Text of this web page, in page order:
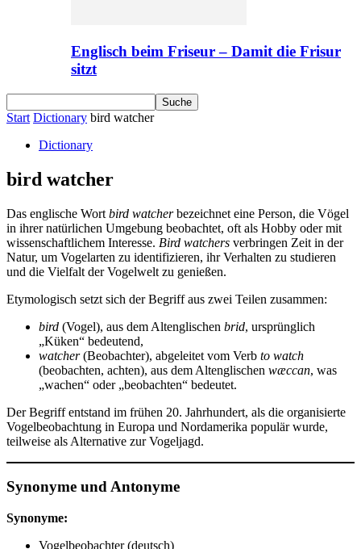
Englisch beim Friseur – Damit die Frisur
sitzt
Start Dictionary bird watcher
Dictionary
bird watcher
Das englische Wort bird watcherbezeichnet eine Person, die Vögel
in ihrer natürlichen Umgebung beobachtet, oft als Hobby oder mit
wissenschaftlichem Interesse. Bird watchers verbringen Zeit in der
Natur, um Vogelarten zu identifizieren, ihr Verhalten zu studieren
und die Vielfalt der Vogelwelt zu genießen.
Etymologisch setzt sich der Begriff aus zwei Teilen zusammen:
bird (Vogel), aus dem Altenglischen brid, ursprünglich
„Küken“ bedeutend,
watcher(Beobachter), abgeleitet vom Verb to watch
(beobachten, achten), aus dem Altenglischen wæccan, was
„wachen“ oder „beobachten“ bedeutet.
Der Begriff entstand im frühen 20. Jahrhundert, als die organisierte
Vogelbeobachtung in Europa und Nordamerika populär wurde,
teilweise als Alternative zur Vogeljagd.
Synonyme und Antonyme
Synonyme:
Vogelbeobachter (deutsch)